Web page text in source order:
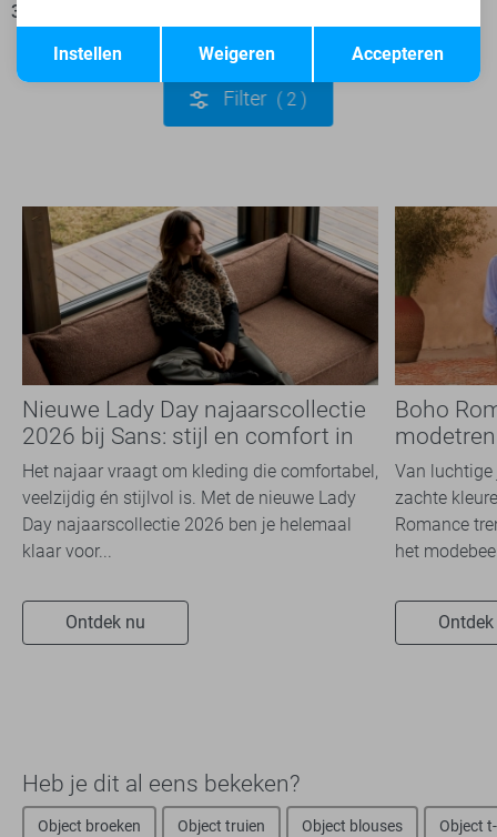
35,00
Filter 2
Nieuwe Lady Day najaarscollectie
2026 bij Sans: stijl en comfort in
travelkwaliteit
Het najaar vraagt om kleding die comfortabel,
veelzijdig én stijlvol is. Met de nieuwe Lady
Day najaarscollectie 2026 ben je helemaal
klaar voor...
Ontdek nu
Boho
overal
Van luchtige
zachte
Romance
het
Heb je dit al eens bekeken?
Object broeken Object truien Object blouses Object
Terug
Opslaan
Accepteren
Weigeren
Instellen